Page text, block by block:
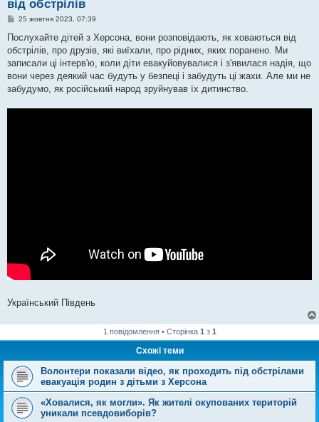
від обстрілів
П
в
д
о
л
е
25 жовтня 2023, 07:39
Послухайте дітей з Херсона, вони розповідають, як ховаються від
обстрілів, про друзів, які виїхали, про рідних, яких поранено. Ми
записали ці інтерв'ю, коли діти евакуйовувалися і з'явилася надія, що
вони через деякий час будуть у безпеці і забудуть ці жахи. Але ми не
забудумо, як російський народ зруйнував їх дитинство.
Український Південь
1 повідомлення • Сторінка 1 з 1
Схожі теми
Волонтери показали відео, як проходить під обстрілами
евакуація родин з дітьми з Херсона
«Ховалися, як могли». Як жителі окупованих територій
уникали псевдовиборів?